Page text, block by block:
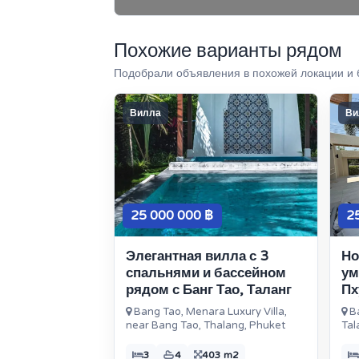
Похожие варианты рядом
Подобрали объявления в похожей локации и
Вилла
25 000 000 ฿
Элегантная вилла с 3
спальнями и бассейном
рядом с Банг Тао, Таланг
Bang Tao, Menara Luxury Villa,
near Bang Tao, Thalang, Phuket
3 4 403 m2